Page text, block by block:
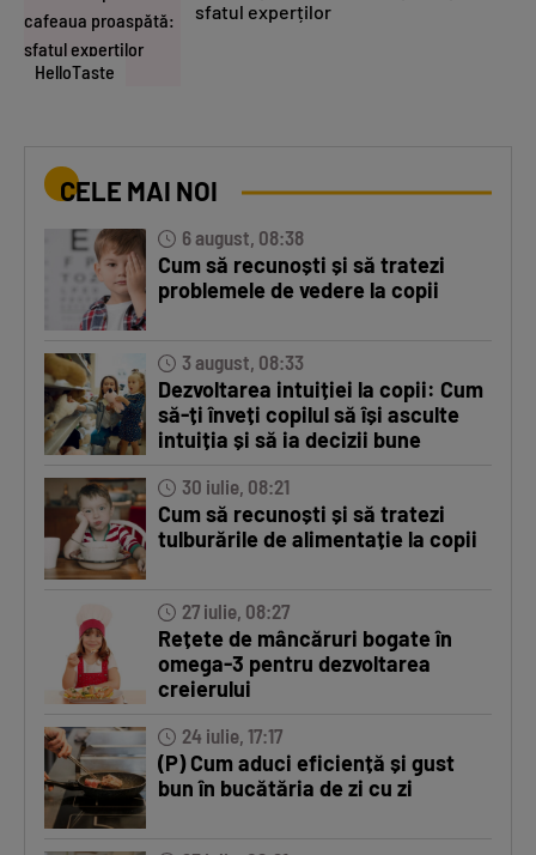
HelloTaste
sfatul experților
CELE MAI NOI
6 august, 08:38
Cum să recunoști și să tratezi
problemele de vedere la copii
3 august, 08:33
Dezvoltarea intuiției la copii: Cum
să-ți înveți copilul să își asculte
intuiția și să ia decizii bune
30 iulie, 08:21
Cum să recunoști și să tratezi
tulburările de alimentație la copii
27 iulie, 08:27
Rețete de mâncăruri bogate în
omega-3 pentru dezvoltarea
creierului
24 iulie, 17:17
(P) Cum aduci eficiență și gust
bun în bucătăria de zi cu zi